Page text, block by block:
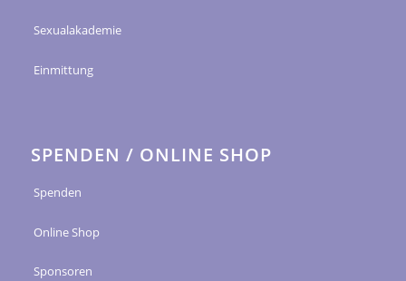
Sexualakademie
Einmittung
SPENDEN / ONLINE SHOP
Spenden
Online Shop
Sponsoren